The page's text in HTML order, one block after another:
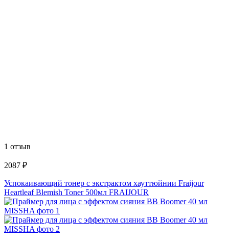
1 отзыв
2087 ₽
Успокаивающий тонер с экстрактом хауттюйнии Fraijour
Heartleaf Blemish Toner 500мл FRAIJOUR